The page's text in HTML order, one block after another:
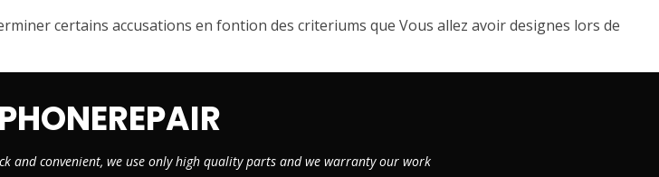
certains accusations en fontion des criteriums que Vous allez avoir designes lors de
and convenient, we use only high quality parts and we warranty our work